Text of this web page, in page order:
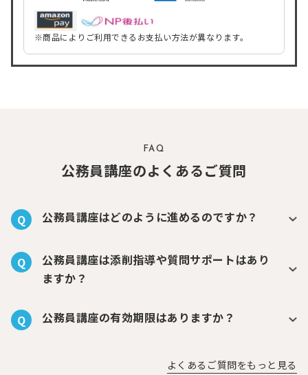
※商品によりご利用できるお支払い方法が異なります。
FAQ
公務員講座のよくあるご質問
Q 公務員講座はどのように進めるのですか？
Q
公務員講座は添削指導や質問サポートはあり
ますか？
Q 公務員講座の有効期限はありますか？
よくあるご質問をもっと見る